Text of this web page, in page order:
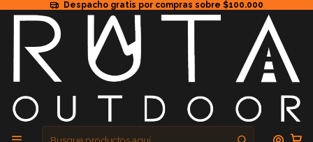
Despacho gratis por compras sobre $100.000